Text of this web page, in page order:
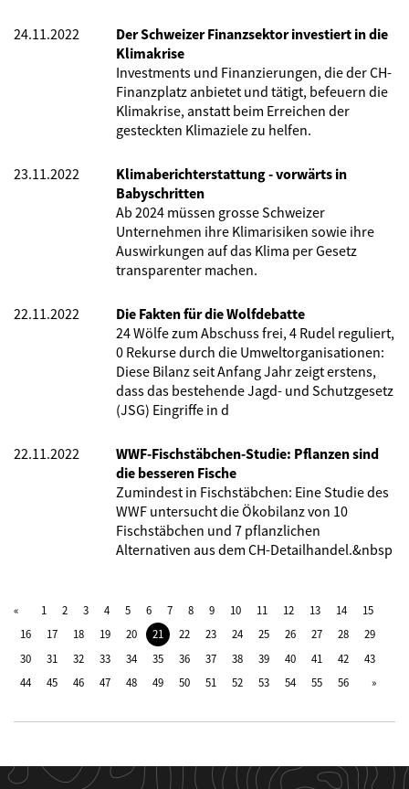
24.11.2022
Der Schweizer Finanzsektor investiert in die
Klimakrise
Investments und Finanzierungen, die der CH-
Finanzplatz anbietet und tätigt, befeuern die
Klimakrise, anstatt beim Erreichen der
gesteckten Klimaziele zu helfen.
23.11.2022
Klimaberichterstattung - vorwärts in
Babyschritten
Ab 2024 müssen grosse Schweizer
Unternehmen ihre Klimarisiken sowie ihre
Auswirkungen auf das Klima per Gesetz
transparenter machen.
22.11.2022
Die Fakten für die Wolfdebatte
24 Wölfe zum Abschuss frei, 4 Rudel reguliert,
0 Rekurse durch die Umweltorganisationen:
Diese Bilanz seit Anfang Jahr zeigt erstens,
dass das bestehende Jagd- und Schutzgesetz
(JSG) Eingriffe in d
22.11.2022
WWF-Fischstäbchen-Studie: Pflanzen sind
die besseren Fische
Zumindest in Fischstäbchen: Eine Studie des
WWF untersucht die Ökobilanz von 10
Fischstäbchen und 7 pflanzlichen
Alternativen aus dem CH-Detailhandel.&nbsp
1 2 3 4 5 6 7 8 9 10 11 12 13 14
15
16
17 18 19 20 21 22 23 24 25 26 27 28
29
30
31 32 33 34 35 36 37 38 39 40 41 42
43
44
45 46 47 48 49 50 51 52 53 54 55 56